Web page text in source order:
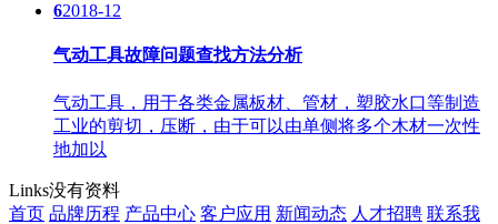
62018-12
气动工具故障问题查找方法分析
气动工具，用于各类金属板材、管材，塑胶水口等制造
工业的剪切，压断，由于可以由单侧将多个木材一次性
地加以
Links没有资料
首页 品牌历程 产品中心 客户应用 新闻动态 人才招聘 联系我